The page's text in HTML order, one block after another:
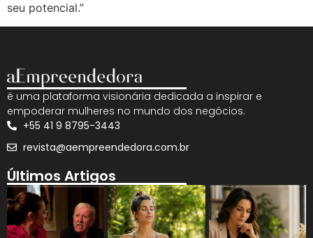
seu potencial.”
é uma plataforma visionária dedicada a inspirar e
empoderar mulheres no mundo dos negócios.
+55 41 9 8795-3443
revista@aempreendedora.com.br
Últimos Artigos